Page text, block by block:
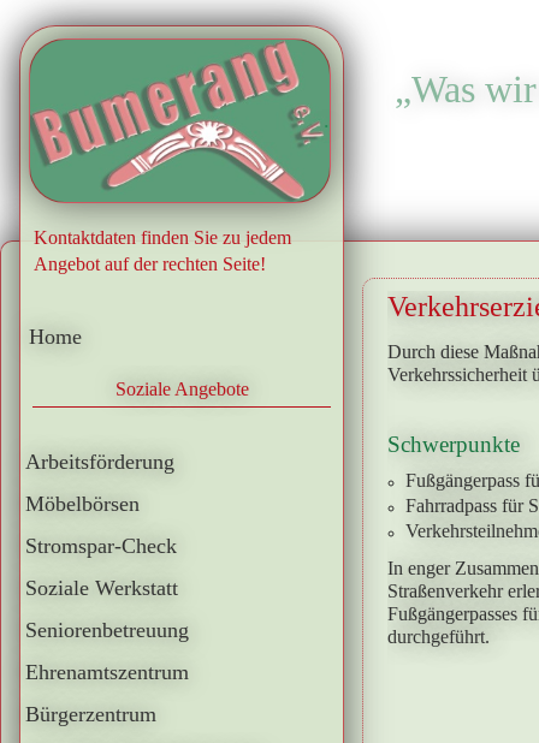
„Was
.
Kontaktdaten finden Sie zu jedem
Angebot auf der rechten Seite!
Home
Soziale Angebote
Arbeitsförderung
Möbelbörsen
Stromspar-Check
Soziale Werkstatt
Seniorenbetreuung
Ehrenamtszentrum
Bürgerzentrum
Durch diese
Verkehrssicherheit
Schwerpunkte
Fußgängerpass
Fahrradpass für
In enger
Straßenverkehr
Fußgängerpasses
durchgeführt.